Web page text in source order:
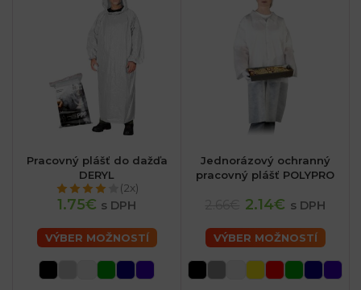
Pracovný plášť do dažďa
DERYL
(2x)
1.75€ s DPH
VÝBER MOŽNOSTÍ
Jednorázový ochranný
pracovný plášť POLYPRO
2.14€ s DPH
VÝBER MOŽNOSTÍ